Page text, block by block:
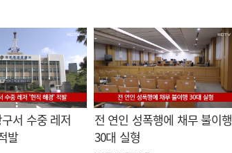
서 수중 레저
발
전 연인 성폭행에 채무 불이행
30대 실형